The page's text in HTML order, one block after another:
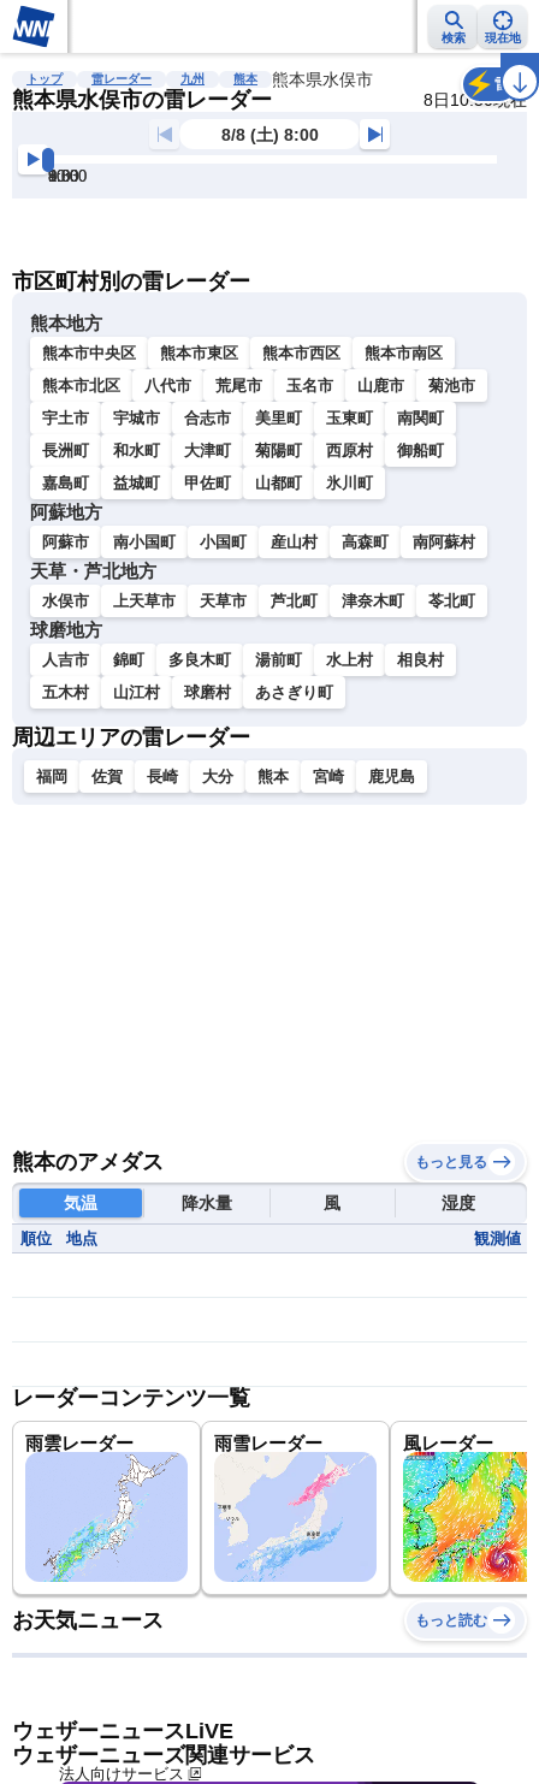
検索 現在地
雨雲レーダー 台風情報 地震情報 警報・注意報 2週間天気 ラ
トップ 雷レーダー 九州 熊本 熊本県水俣市
熊本県水俣市の雷レーダー 8日10:50現在
雷
8/8 (土) 8:00
8:00
8:30
9:00
9:30
10:00
10:30
市区町村別の雷レーダー
熊本地方
熊本市中央区 熊本市東区 熊本市西区
熊本市南区
熊本市北区
八代市 荒尾市 玉名市 山鹿市
菊池市
宇土市
宇城市 合志市 美里町 玉東町
南関町
長洲町
和水町 大津町 菊陽町 西原村
御船町
嘉島町
益城町 甲佐町 山都町 氷川町
阿蘇地方
阿蘇市 南小国町 小国町 産山村 高森町 南阿蘇村
天草・芦北地方
水俣市 上天草市 天草市 芦北町 津奈木町 苓北町
球磨地方
人吉市 錦町 多良木町 湯前町 水上村
相良村
五木村
山江村 球磨村 あさぎり町
周辺エリアの雷レーダー
福岡 佐賀 長崎 大分 熊本 宮崎 鹿児島
熊本のアメダス もっと見る
気温 降水量 風 湿度
順位 地点 観測値
レーダーコンテンツ一覧
雨雲レーダー 雨雪レーダー 風レーダー
お天気ニュース もっと読む
ウェザーニュースLiVE
ウェザーニューズ関連サービス
法人向けサービス